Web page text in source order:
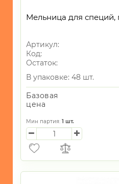
Мельница для специй,
Артикул:
Код:
Остаток:
В упаковке: 48 шт.
Базовая
цена
Мин партия: 1 шт.